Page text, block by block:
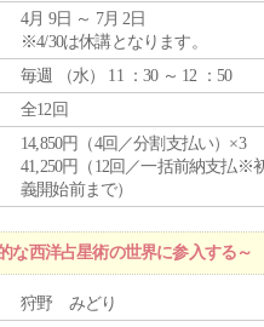
4月 9日 ～ 7月 2日
※4/30は休講となります。
毎週 （水） 11 ：30 ～ 12 ：50
全12回
14,850円（4回／分割支払い）×3
41,250円（12回／一括前納支払※
義開始前まで）
西洋占星術の世界に参入する～
狩野 みどり